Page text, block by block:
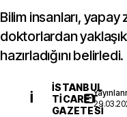
Bilim insanları,
doktorlardan
hazırladığını belirledi.
İ
İSTANBUL
TICARET
GAZETESI